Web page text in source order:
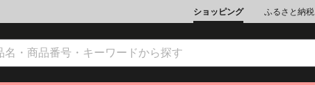
ショッピング ふるさと納税